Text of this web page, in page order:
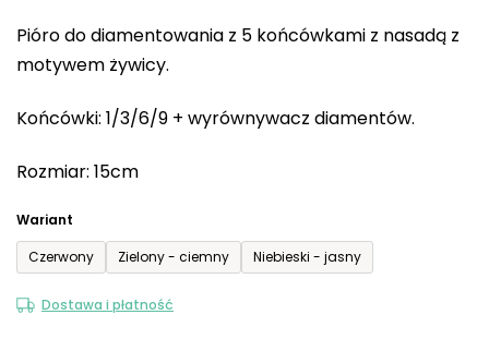
Pióro do diamentowania z 5 końcówkami z nasadą z
motywem żywicy.
Końcówki: 1/3/6/9 + wyrównywacz diamentów.
Rozmiar: 15cm
Wariant
Czerwony
Zielony - ciemny Niebieski - jasny
Dostawa i płatność
produktu
wynosi
na